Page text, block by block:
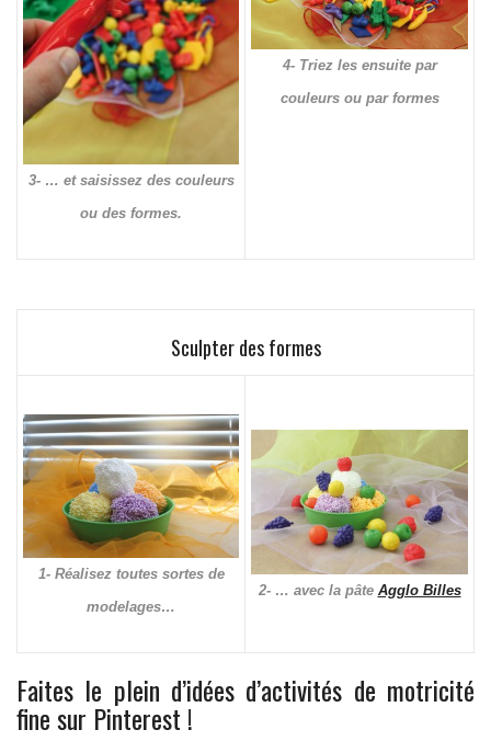
3- … et saisissez des couleurs
ou des formes.
4- Triez les ensuite par
couleurs ou par formes
Sculpter des formes
1- Réalisez toutes sortes de
modelages…
2- … avec la pâte Agglo Billes
Faites le plein d’idées d’activités de motricité
fine sur Pinterest !